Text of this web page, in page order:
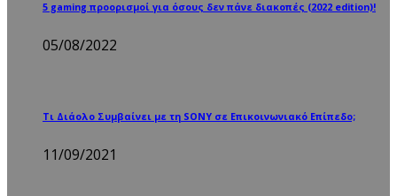
5 gaming προορισμοί για όσους δεν πάνε διακοπές (2022 edition)!
05/08/2022
Τι Διάολο Συμβαίνει με τη SONY σε Επικοινωνιακό Επίπεδο;
11/09/2021